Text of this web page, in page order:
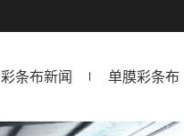
彩条布新闻 单膜彩条布